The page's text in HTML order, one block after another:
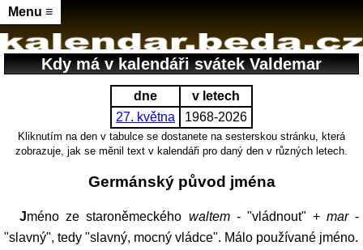
Menu ≡
Kdy má v kalendáři svátek Valdemar
dne
v letech
27. května
1968-2026
Kliknutím na den v tabulce se dostanete na sesterskou stránku, která
zobrazuje, jak se měnil text v kalendáři pro daný den v různých letech.
Germánský původ jména
Jméno ze staroněmeckého waltem- "vládnout" + mar-
"slavný", tedy "slavný, mocný vládce". Málo používané jméno.